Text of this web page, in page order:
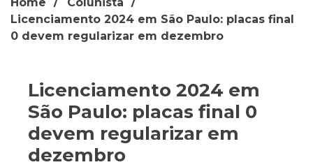
Licenciamento 2024 em São Paulo: placas final
0 devem regularizar em dezembro
Licenciamento 2024 em
São Paulo: placas final 0
devem regularizar em
dezembro